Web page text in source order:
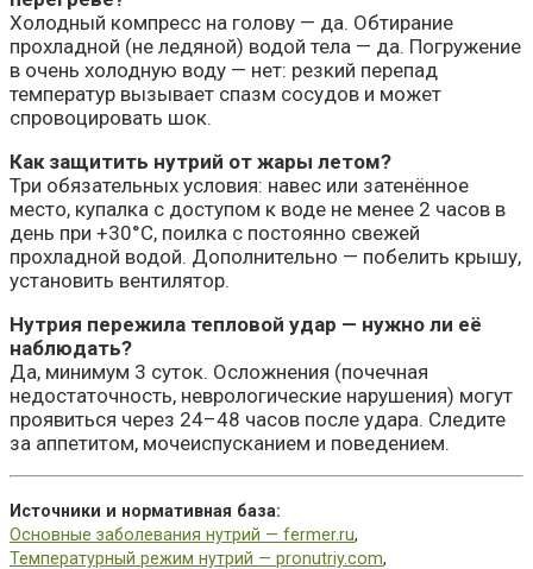
Холодный компресс на голову — да. Обтирание
прохладной (не ледяной) водой тела — да. Погружение
в очень холодную воду — нет: резкий перепад
температур вызывает спазм сосудов и может
спровоцировать шок.
Как защитить нутрий от жары летом?
Три обязательных условия: навес или затенённое
место, купалка с доступом к воде не менее 2 часов в
день при +30°C, поилка с постоянно свежей
прохладной водой. Дополнительно — побелить крышу,
установить вентилятор.
Нутрия пережила тепловой удар — нужно ли её
наблюдать?
Да, минимум 3 суток. Осложнения (почечная
недостаточность, неврологические нарушения) могут
проявиться через 24–48 часов после удара. Следите
за аппетитом, мочеиспусканием и поведением.
Источники и нормативная база:
Основные заболевания нутрий — fermer.ru,
Температурный режим нутрий — pronutriy.com,